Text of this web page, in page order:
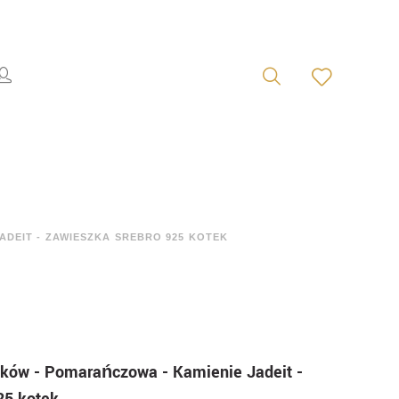
- ZAWIESZKA SREBRO 925 KOTEK
- Pomarańczowa - Kamienie Jadeit -